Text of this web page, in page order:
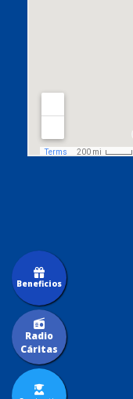
Radio
Cáritas
Beneficios